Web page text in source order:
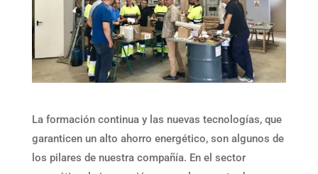
La formación continua y las nuevas tecnologías, que
garanticen un alto ahorro energético, son algunos de
los pilares de nuestra compañía. En el sector